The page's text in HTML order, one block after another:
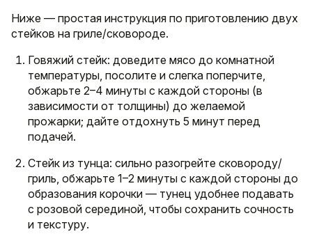
Ниже — простая инструкция по приготовлению двух
стейков на гриле/сковороде.
Говяжий стейк: доведите мясо до комнатной
температуры, посолите и слегка поперчите,
обжарьте 2–4 минуты с каждой стороны (в
зависимости от толщины) до желаемой
прожарки; дайте отдохнуть 5 минут перед
подачей.
Стейк из тунца: сильно разогрейте сковороду/
гриль, обжарьте 1–2 минуты с каждой стороны до
образования корочки — тунец удобнее подавать
с розовой серединой, чтобы сохранить сочность
и текстуру.